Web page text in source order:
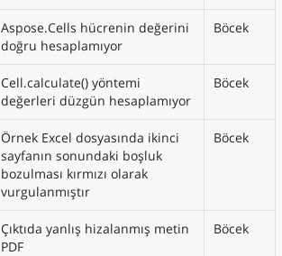
Aspose.Cells hücrenin değerini
doğru hesaplamıyor
Böcek
Cell.calculate() yöntemi
değerleri düzgün hesaplamıyor
Böcek
Örnek Excel dosyasında ikinci
sayfanın sonundaki boşluk
bozulması kırmızı olarak
vurgulanmıştır
Böcek
Çıktıda yanlış hizalanmış metin
PDF
Böcek